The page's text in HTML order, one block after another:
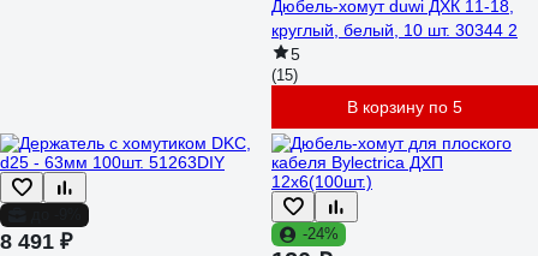
Дюбель-хомут duwi ДХК 11-18,
круглый, белый, 10 шт. 30344 2
5
(15)
В корзину по 5
8 491 ₽ -24%